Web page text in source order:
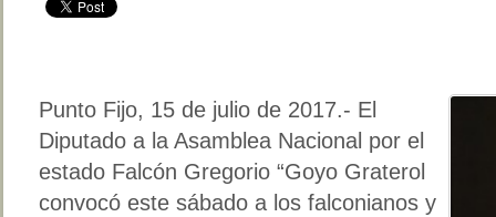
Punto Fijo, 15 de julio de 2017.- El
Diputado a la Asamblea Nacional por el
estado Falcón Gregorio “Goyo Graterol
convocó este sábado a los falconianos y